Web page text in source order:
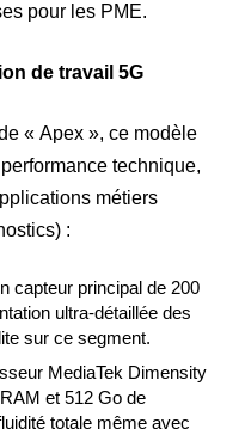
pour les PME.
de travail 5G
« Apex », ce modèle
technique,
métiers
:
capteur principal de 200
ultra-détaillée des
sur ce segment.
MediaTek Dimensity
et 512 Go de
totale même avec